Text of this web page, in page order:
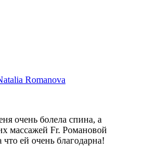
Romanova
очень болела спина, а
массажей Fr. Романовой
ей очень благодарна!